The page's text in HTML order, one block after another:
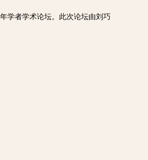
学者学术论坛。此次论坛由刘巧